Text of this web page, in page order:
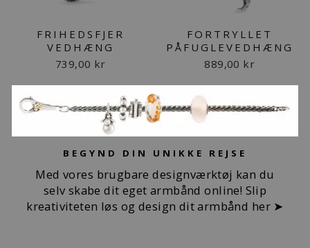
FRIHEDSFJER
VEDHÆNG
739,00 kr
FORTRYLLET
PÅFUGLEVEDHÆNG
889,00 kr
BEGYND DIN UNIKKE REJSE
Med vores brugbare designværktøj kan du
selv skabe dit eget armbånd online! Slip
kreativiteten løs og design dit armbånd her ➤